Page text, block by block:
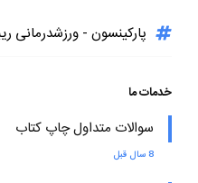
پارکینسون - ورزشدرمانی
خدمات ما
سوالات متداول چاپ کتاب
8 سال قبل